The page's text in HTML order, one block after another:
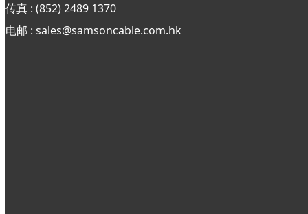
传真 : (852)2489 1370
电邮 : sales@samsoncable.com.hk